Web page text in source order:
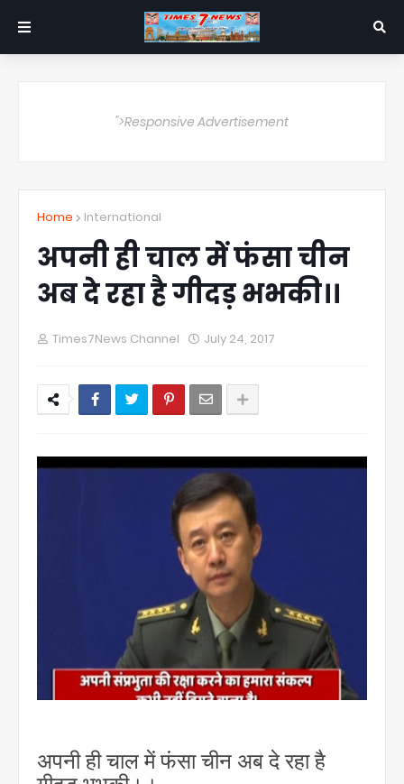
">Responsive Advertisement
Home International
अपनी ही चाल में फंसा चीन
अब दे रहा है गीदड़ भभकी।।
Times7News Channel July 24, 2017
अपनी ही चाल में फंसा चीन अब दे रहा है